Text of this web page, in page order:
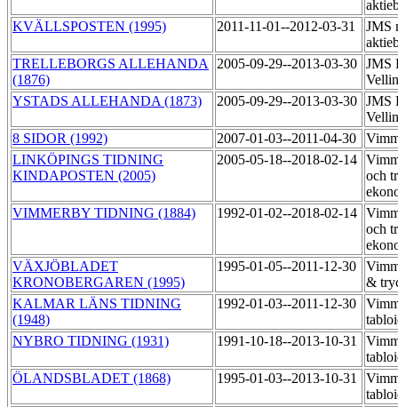
KVÄLLSPOSTEN (1995)
2011-11-01--2012-03-31
JMS
TRELLEBORGS ALLEHANDA
(1876)
2005-09-29--2013-03-30 JMS
YSTADS ALLEHANDA (1873)
2005-09-29--2013-03-30 JMS
8 SIDOR (1992)
2007-01-03--2011-04-30
LINKÖPINGS TIDNING
KINDAPOSTEN (2005)
2005-05-18--2018-02-14
och
VIMMERBY TIDNING (1884)
1992-01-02--2018-02-14
och
VÄXJÖBLADET
KRONOBERGAREN (1995)
1995-01-05--2011-12-30
&
KALMAR LÄNS TIDNING
(1948)
1992-01-03--2011-12-30
NYBRO TIDNING (1931)
1991-10-18--2013-10-31
ÖLANDSBLADET (1868)
1995-01-03--2013-10-31